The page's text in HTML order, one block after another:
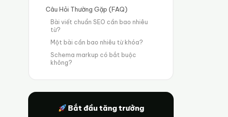
Câu Hỏi Thường Gặp (FAQ)
Bài viết chuẩn SEO cần bao nhiêu
từ?
Một bài cần bao nhiêu từ khóa?
Schema markup có bắt buộc
không?
Bắt đầu tăng trưởng